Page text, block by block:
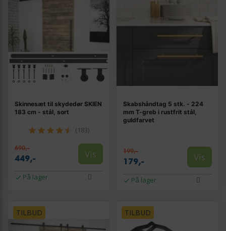
Skinnesæt til skydedør SKIEN
183 cm - stål, sort
(183)
690,-
449,- Vis
På lager
Skabshåndtag 5 stk. - 224
mm T-greb i rustfrit stål,
guldfarvet
199,-
179,- Vis
På lager
TILBUD TILBUD